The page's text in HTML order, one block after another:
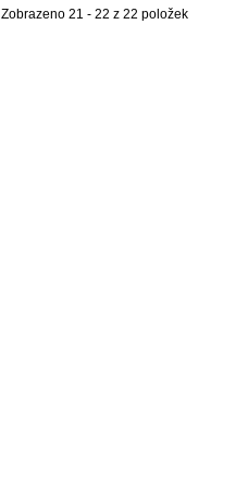
Zobrazeno 21 - 22 z 22 položek